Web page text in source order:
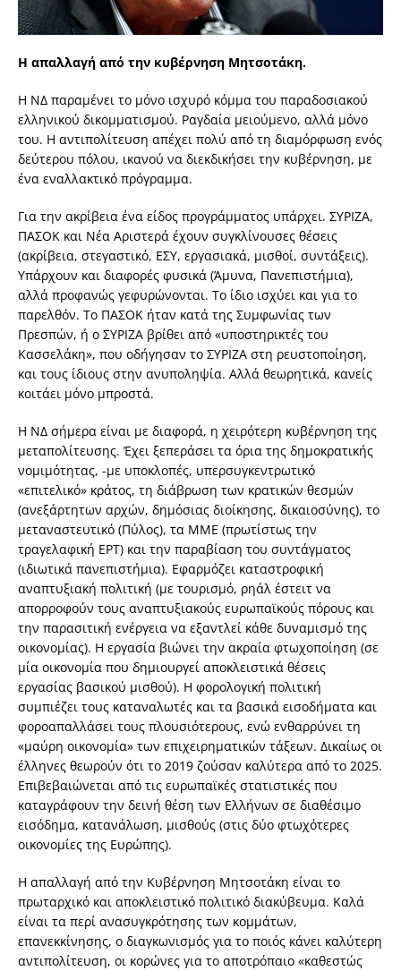
Η απαλλαγή από την κυβέρνηση Μητσοτάκη.
Η ΝΔ παραμένει το μόνο ισχυρό κόμμα του παραδοσιακού
ελληνικού δικομματισμού. Ραγδαία μειούμενο, αλλά μόνο
του. Η αντιπολίτευση απέχει πολύ από τη διαμόρφωση ενός
δεύτερου πόλου, ικανού να διεκδικήσει την κυβέρνηση, με
ένα εναλλακτικό πρόγραμμα.
Για την ακρίβεια ένα είδος προγράμματος υπάρχει. ΣΥΡΙΖΑ,
ΠΑΣΟΚ και Νέα Αριστερά έχουν συγκλίνουσες θέσεις
(ακρίβεια, στεγαστικό, ΕΣΥ, εργασιακά, μισθοί, συντάξεις).
Υπάρχουν και διαφορές φυσικά (Άμυνα, Πανεπιστήμια),
αλλά προφανώς γεφυρώνονται. Το ίδιο ισχύει και για το
παρελθόν. Το ΠΑΣΟΚ ήταν κατά της Συμφωνίας των
Πρεσπών, ή ο ΣΥΡΙΖΑ βρίθει από «υποστηρικτές του
Κασσελάκη», που οδήγησαν το ΣΥΡΙΖΑ στη ρευστοποίηση,
και τους ίδιους στην ανυποληψία. Αλλά θεωρητικά, κανείς
κοιτάει μόνο μπροστά.
Η ΝΔ σήμερα είναι με διαφορά, η χειρότερη κυβέρνηση της
μεταπολίτευσης. Έχει ξεπεράσει τα όρια της δημοκρατικής
νομιμότητας, -με υποκλοπές, υπερσυγκεντρωτικό
«επιτελικό» κράτος, τη διάβρωση των κρατικών θεσμών
(ανεξάρτητων αρχών, δημόσιας διοίκησης, δικαιοσύνης), το
μεταναστευτικό (Πύλος), τα ΜΜΕ (πρωτίστως την
τραγελαφική ΕΡΤ) και την παραβίαση του συντάγματος
(ιδιωτικά πανεπιστήμια). Εφαρμόζει καταστροφική
αναπτυξιακή πολιτική (με τουρισμό, ρηάλ έστειτ να
απορροφούν τους αναπτυξιακούς ευρωπαϊκούς πόρους και
την παρασιτική ενέργεια να εξαντλεί κάθε δυναμισμό της
οικονομίας). Η εργασία βιώνει την ακραία φτωχοποίηση (σε
μία οικονομία που δημιουργεί αποκλειστικά θέσεις
εργασίας βασικού μισθού). Η φορολογική πολιτική
συμπιέζει τους καταναλωτές και τα βασικά εισοδήματα και
φοροαπαλλάσει τους πλουσιότερους, ενώ ενθαρρύνει τη
«μαύρη οικονομία» των επιχειρηματικών τάξεων. Δικαίως οι
έλληνες θεωρούν ότι το 2019 ζούσαν καλύτερα από το 2025.
Επιβεβαιώνεται από τις ευρωπαϊκές στατιστικές που
καταγράφουν την δεινή θέση των Ελλήνων σε διαθέσιμο
εισόδημα, κατανάλωση, μισθούς (στις δύο φτωχότερες
οικονομίες της Ευρώπης).
Η απαλλαγή από την Κυβέρνηση Μητσοτάκη είναι το
πρωταρχικό και αποκλειστικό πολιτικό διακύβευμα. Καλά
είναι τα περί ανασυγκρότησης των κομμάτων,
επανεκκίνησης, ο διαγκωνισμός για το ποιός κάνει καλύτερη
αντιπολίτευση, οι κορώνες για το αποτρόπαιο «καθεστώς